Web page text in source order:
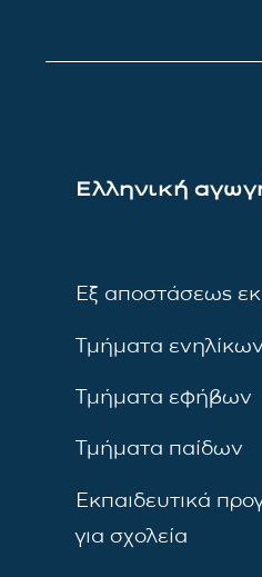
Ελληνική
Εξ αποστάσεως
Τμήματα ενηλίκων
Τμήματα εφήβων
Τμήματα παίδων
Εκπαιδευτικά
για σχολεία